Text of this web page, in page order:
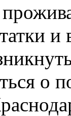
и
о